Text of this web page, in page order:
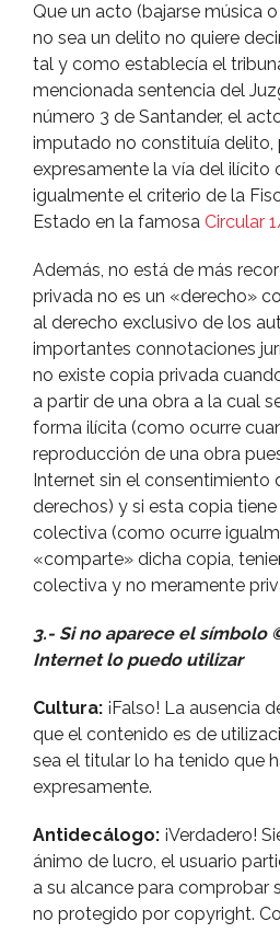
Que un acto (bajarse música
no sea un delito no quiere
tal y como establecí­a el
mencionada sentencia del
número 3 de Santander, el
imputado no constituí­a delito,
expresamente la ví­a del ilí­cito
igualmente el criterio de la
Estado en la famosa Circular
Además, no está de más
privada no es un «derecho»
al derecho exclusivo de los
importantes connotaciones
no existe copia privada
a partir de una obra a la cual
forma ilí­cita (como ocurre
reproducción de una obra
Internet sin el consentimiento
derechos) y si esta copia
colectiva (como ocurre
«comparte» dicha copia,
colectiva y no meramente
3.- Si no aparece el sí­mbolo
Internet lo puedo utilizar
Cultura: ¡Falso! La ausencia
que el contenido es de
sea el titular lo ha tenido que
expresamente.
Antidecálogo: ¡Verdadero!
ánimo de lucro, el usuario
a su alcance para comprobar
no protegido por copyright.